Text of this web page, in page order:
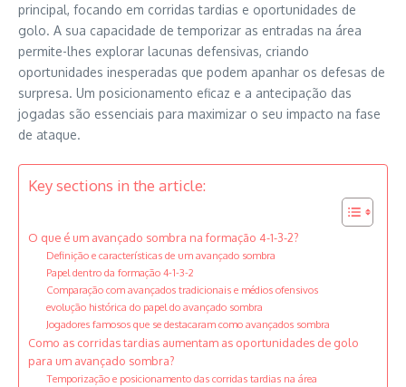
principal, focando em corridas tardias e oportunidades de
golo. A sua capacidade de temporizar as entradas na área
permite-lhes explorar lacunas defensivas, criando
oportunidades inesperadas que podem apanhar os defesas de
surpresa. Um posicionamento eficaz e a antecipação das
jogadas são essenciais para maximizar o seu impacto na fase
de ataque.
Key sections in the article:
O que é um avançado sombra na formação 4-1-3-2?
Definição e características de um avançado sombra
Papel dentro da formação 4-1-3-2
Comparação com avançados tradicionais e médios ofensivos
evolução histórica do papel do avançado sombra
Jogadores famosos que se destacaram como avançados sombra
Como as corridas tardias aumentam as oportunidades de golo
para um avançado sombra?
Temporização e posicionamento das corridas tardias na área